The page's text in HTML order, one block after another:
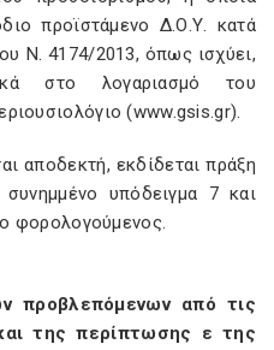
προϊστάμενο Δ.Ο.Υ. κατά
Ν. 4174/2013, όπως ισχύει,
στο λογαριασμό του
(www.gsis.gr).
αποδεκτή, εκδίδεται πράξη
υπόδειγμα 7 και
φορολογούμενος.
προβλεπόμενων από τις
της περίπτωσης ε της